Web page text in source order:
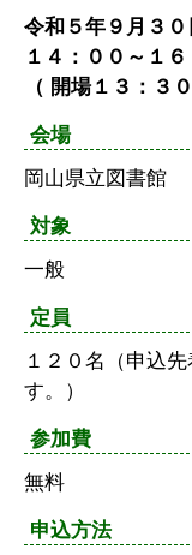
令和５年９月３０
１４：００～１６
（ 開場１３：３０
会場
岡山県立図書館
対象
一般
定員
１２０名（申込
す。）
参加費
無料
申込方法